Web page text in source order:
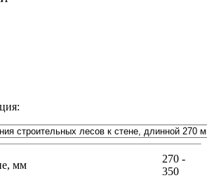
мм
270 -
350